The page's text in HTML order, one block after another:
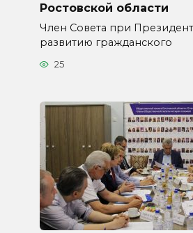
Ростовской области
Член Совета при
развитию гражданского
25